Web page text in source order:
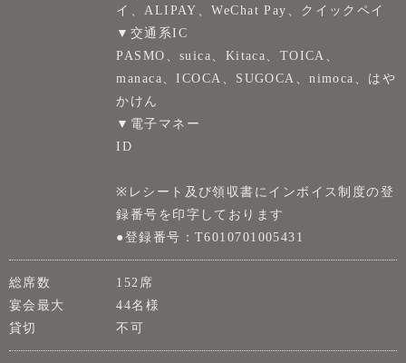
イ、ALIPAY、WeChat Pay、クイックペイ
▼交通系IC
PASMO、suica、Kitaca、TOICA、
manaca、ICOCA、SUGOCA、nimoca、はや
かけん
▼電子マネー
ID
※レシート及び領収書にインボイス制度の登
録番号を印字しております
●登録番号：T6010701005431
総席数
152席
宴会最大
44名様
貸切
不可